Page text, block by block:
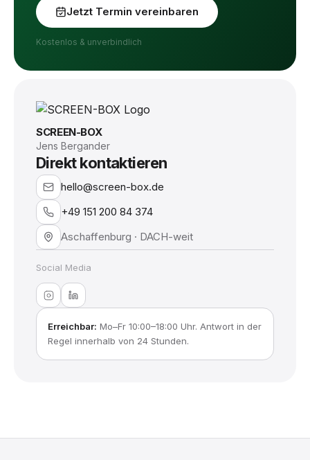
Jetzt Termin vereinbaren
Kostenlos & unverbindlich
SCREEN-BOX
Jens Bergander
Direkt kontaktieren
hello@screen-box.de
+49 151 200 84 374
Aschaffenburg · DACH-weit
Social Media
Erreichbar: Mo–Fr 10:00–18:00 Uhr. Antwort in der
Regel innerhalb von 24 Stunden.